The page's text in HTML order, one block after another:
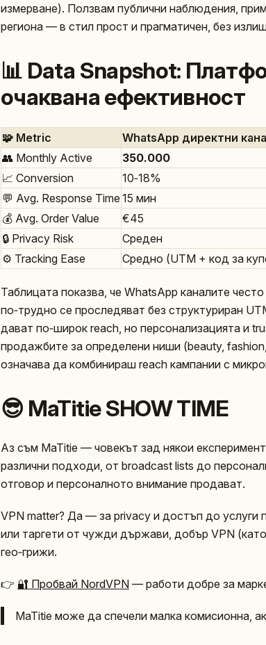
измерване). Ползвам публични наблюдения,
региона — в стил прост и прагматичен, без
📊 Data Snapshot:
очаквана ефективност
🧩 Metric WhatsApp директни
👥 Monthly Active
350.000
📈 Conversion
10‑18%
💬 Avg. Response Time 15 мин
💰 Avg. Order Value
€45
🔒 Privacy Risk
Среден
⚙️ Tracking Ease
Средно (UTM + код за
Таблицата показва, че WhatsApp каналите
по‑трудно се проследяват без структуриран
дават по‑широк reach, но персонализацията и
продажбите за определени ниши (beauty,
означава да комбинираш reach кампании с
😎 MaTitie SHOW TIME
Аз съм MaTitie — човекът зад някои
различни подходи, от broadcast lists до
отговор и персоналното внимание продават.
VPN matter? Да — за privacy и достъп до услуги
или таргети от чужди държави, добър VPN
гео‑грижи.
👉 🔐 Пробвай NordVPN — работи добре за
MaTitie може да спечели малка комисионна,